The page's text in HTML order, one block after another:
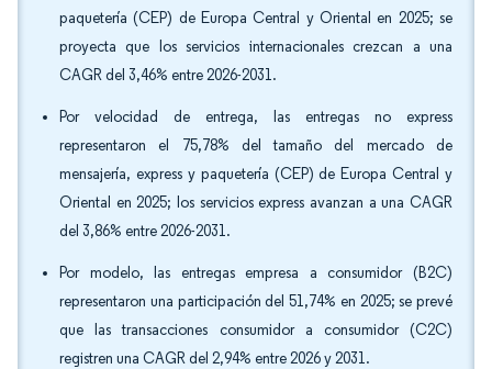
paquetería (CEP) de Europa Central y Oriental en 2025; se
proyecta que los servicios internacionales crezcan a una
CAGR del 3,46% entre 2026-2031.
Por velocidad de entrega, las entregas no express
representaron el 75,78% del tamaño del mercado de
mensajería, express y paquetería (CEP) de Europa Central y
Oriental en 2025; los servicios express avanzan a una CAGR
del 3,86% entre 2026-2031.
Por modelo, las entregas empresa a consumidor (B2C)
representaron una participación del 51,74% en 2025; se prevé
que las transacciones consumidor a consumidor (C2C)
registren una CAGR del 2,94% entre 2026 y 2031.